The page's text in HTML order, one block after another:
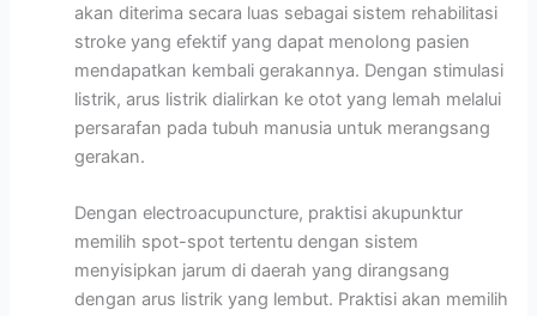
akan diterima secara luas sebagai sistem rehabilitasi
stroke yang efektif yang dapat menolong pasien
mendapatkan kembali gerakannya. Dengan stimulasi
listrik, arus listrik dialirkan ke otot yang lemah melalui
persarafan pada tubuh manusia untuk merangsang
gerakan.
Dengan electroacupuncture, praktisi akupunktur
memilih spot-spot tertentu dengan sistem
menyisipkan jarum di daerah yang dirangsang
dengan arus listrik yang lembut. Praktisi akan memilih